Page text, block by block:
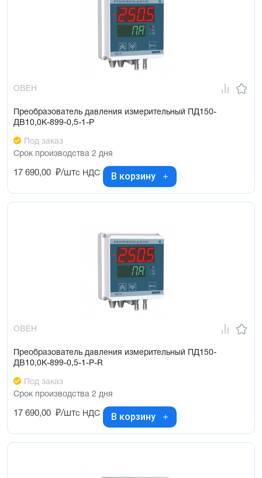
ОВЕН
Преобразователь давления измерительный ПД150-
ДВ10,0К-899-0,5-1-Р
Под заказ
Срок производства 2 дня
17 690,00 ₽/штс НДС В корзину
ОВЕН
Преобразователь давления измерительный ПД150-
ДВ10,0К-899-0,5-1-Р-R
Под заказ
Срок производства 2 дня
17 690,00 ₽/штс НДС В корзину